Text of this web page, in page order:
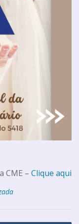
CME – Clique aqui